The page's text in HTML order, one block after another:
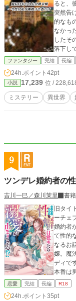
ると、
突然告
的なも
なかっ
したそ
落下し
を助け
は反逆
身体は
の身体
ファンタジー 完結 長編
24h.ポイント 42pt
小説 17,239 位 /
ミステリー 異世界
9
ツンデレ婚約者の
吉川一巳／森川茉里
書
旧タイ
ーチェ
婚約者
て性的
なるお
嬢。魔
ディで
本番は
恋愛 完結 長編 R18
24h.ポイント 35pt